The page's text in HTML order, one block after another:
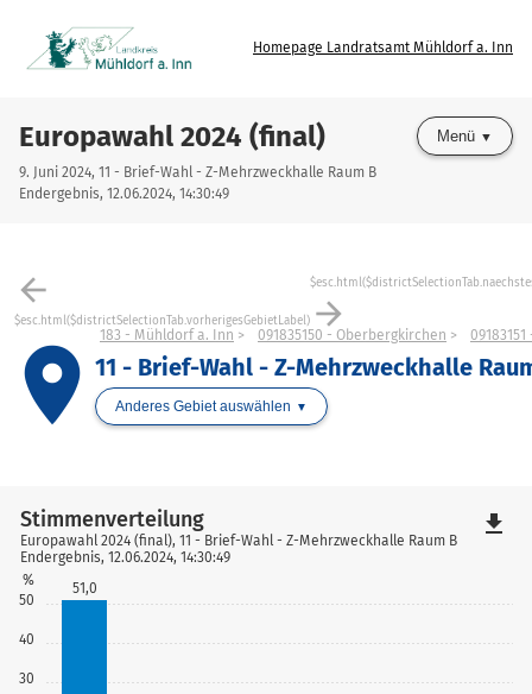
Homepage Landratsamt Mühldorf a. Inn
Europawahl 2024 (final)
9. Juni 2024, 11 - Brief-Wahl - Z-Mehrzweckhalle Raum B
Endergebnis, 12.06.2024, 14:30:49
Menü
arrow_back
$esc.html($districtSelectionTab.vorherigesGebietLabel) arrow_forward
place
183 - Mühldorf a. Inn 091835150 - Oberbergkirchen
11 - Brief-Wahl - Z-Mehrzweckhalle
Anderes Gebiet auswählen
30
40
50
%
51,0
Stimmenverteilung
Europawahl 2024 (final), 11 - Brief-Wahl - Z-Mehrzweckhalle Raum B
Endergebnis, 12.06.2024, 14:30:49
file_download